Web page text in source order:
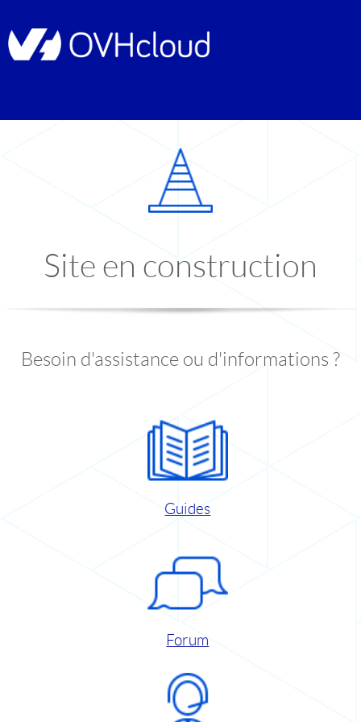
Site en construction
Besoin d'assistance ou d'informations ?
Guides
Forum